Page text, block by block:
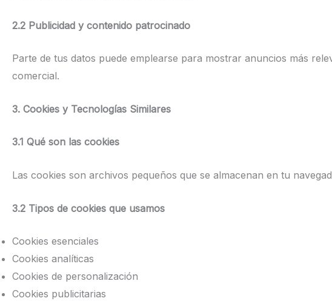
2.2 Publicidad y contenido patrocinado
Parte de tus datos puede emplearse para mostrar anuncios más
comercial.
3. Cookies y Tecnologías Similares
3.1 Qué son las cookies
Las cookies son archivos pequeños que se almacenan en tu
3.2 Tipos de cookies que usamos
Cookies esenciales
Cookies analíticas
Cookies de personalización
Cookies publicitarias